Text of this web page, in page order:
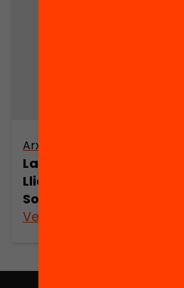
Arxiu
La demanda
Llicenciats/des en
Sociologia
Veure’n més